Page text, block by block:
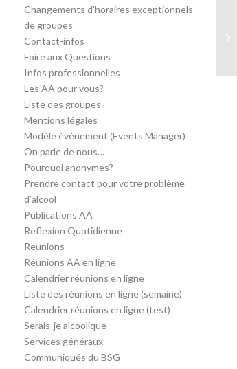
Changements d’horaires exceptionnels
de groupes
Contact-infos
Foire aux Questions
Infos professionnelles
Les AA pour vous?
Liste des groupes
Mentions légales
Modèle événement (Events Manager)
On parle de nous…
Pourquoi anonymes?
Prendre contact pour votre problème
d’alcool
Publications AA
Reflexion Quotidienne
Reunions
Réunions AA en ligne
Calendrier réunions en ligne
Liste des réunions en ligne (semaine)
Calendrier réunions en ligne (test)
Serais-je alcoolique
Services généraux
Communiqués du BSG